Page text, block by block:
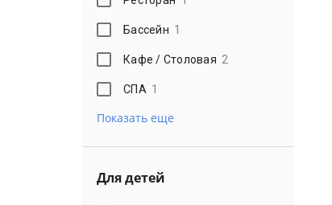
Бассейн 1
Кафе / Столовая 2
СПА 1
Показать еще
Для детей